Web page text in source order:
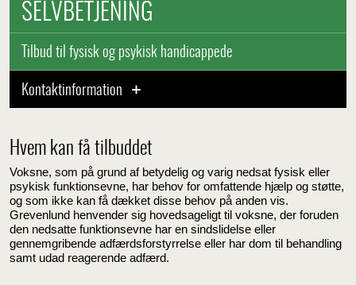
SELVBETJENING
Tilbud til fysisk og psykisk handicappede
Kontaktinformation
Hvem kan få tilbuddet
Voksne, som på grund af betydelig og varig nedsat fysisk eller
psykisk funktionsevne, har behov for omfattende hjælp og støtte,
og som ikke kan få dækket disse behov på anden vis.
Grevenlund henvender sig hovedsageligt til voksne, der foruden
den nedsatte funktionsevne har en sindslidelse eller
gennemgribende adfærdsforstyrrelse eller har dom til behandling
samt udad reagerende adfærd.